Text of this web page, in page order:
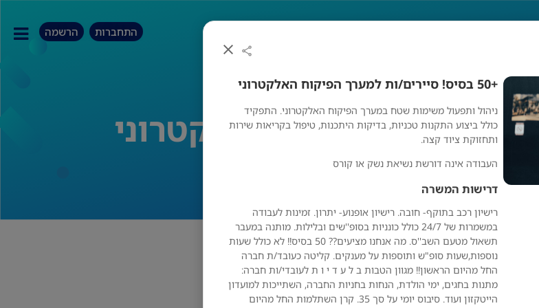
+50 בסיס! סיירים/ות למערך הפיקוח האלקטרוני
ניהול ותפעול משימות שטח במערך הפיקוח האלקטרוני. התפקיד
כולל ביצוע התקנות טכניות, בדיקות היתכנות, טיפול בקריאות שירות
ותחזוקת ציוד קצה.
העבודה אינה דורשת נשיאת נשק או קורס
דרישות המשרה
רישיון רכב בתוקף- חובה. רישיון אופנוע- יתרון. זמינות לעבודה
במשמרות של 24/7 כולל כונניות בסופ''שים ובלילות. מותנה במעבר
תשאול מטעם השב''ס. מה אנחנו מציעים?? 50 בסיס!! לא כולל שעות
נוספות,שעות סופ"ש ותוספות על מענקים. קליטה כעובד/ת חברה
החל מהיום הראשון!! מגוון הטבות ב ל ע ד י ו ת לעובדי/ות חברה:
מתנות בחגים, ימי הולדת, הנחות בחניות החברה, השתייכות למועדון
הייטקזון ועוד. סיבוס יומי על סך 35. קרן השתלמות החל מהיום
התחברות הרשמה
Electra security